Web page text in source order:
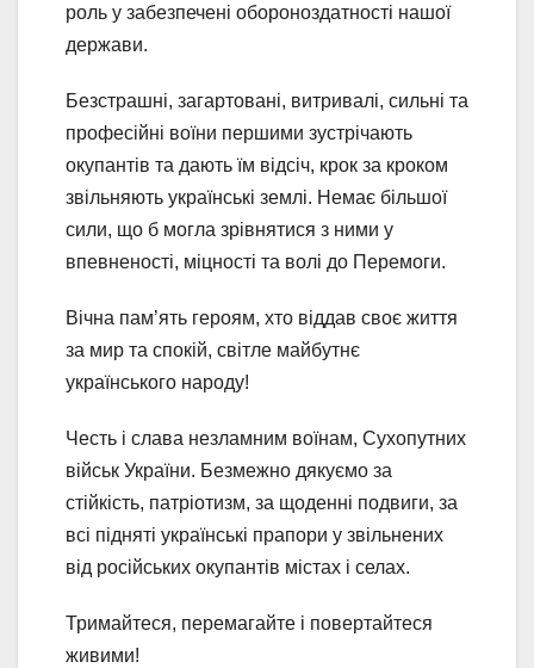
роль у забезпечені обороноздатності нашої
держави.
Безстрашні, загартовані, витривалі, сильні та
професійні воїни першими зустрічають
окупантів та дають їм відсіч, крок за кроком
звільняють українські землі. Немає більшої
сили, що б могла зрівнятися з ними у
впевненості, міцності та волі до Перемоги.
Вічна пам’ять героям, хто віддав своє життя
за мир та спокій, світле майбутнє
українського народу!
Честь і слава незламним воїнам, Сухопутних
військ України. Безмежно дякуємо за
стійкість, патріотизм, за щоденні подвиги, за
всі підняті українські прапори у звільнених
від російських окупантів містах і селах.
Тримайтеся, перемагайте і повертайтеся
живими!